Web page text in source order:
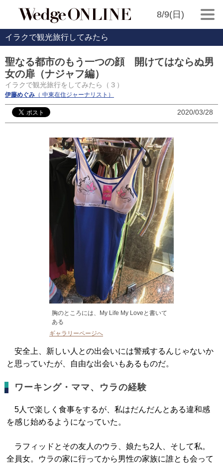
8/9(日)
イラクで観光旅行してみたら
聖なる都市のもう一つの顔 開けてはならぬ男
女の扉（ナジャフ編）
イラクで観光旅行をしてみたら（３）
伊藤めぐみ （ 中東在住ジャーナリスト）
2020/03/28
胸のところには、My Life My Loveと書いて
ある
ギャラリーページへ
安全上、新しい人との出会いには警戒するんじゃないか
と思っていたが、自由な出会いもあるものだ。
ワーキング・ママ、ウラの経験
5人で楽しく食事をするが、私はだんだんとある違和感
を感じ始めるようになっていた。
ラフィッドとその友人のウラ、娘たち2人、そして私。
全員女。ウラの家に行ってから男性の家族に誰とも会って